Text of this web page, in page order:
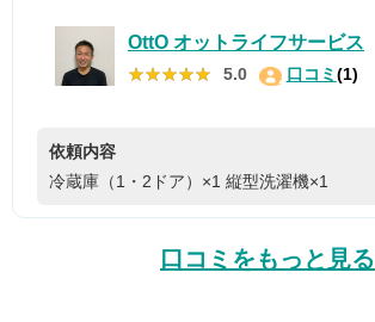
OttO オットライフサービス
★★★★★
★★★★★ 5.0 口コミ(1)
依頼内容
冷蔵庫（1・2ドア）×1 縦型洗濯機×1
口コミをもっと見る